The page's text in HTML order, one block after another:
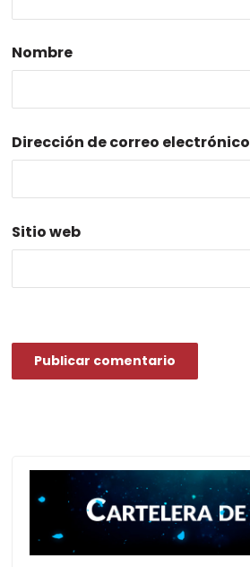
Nombre
Dirección de correo electrónico
Sitio web